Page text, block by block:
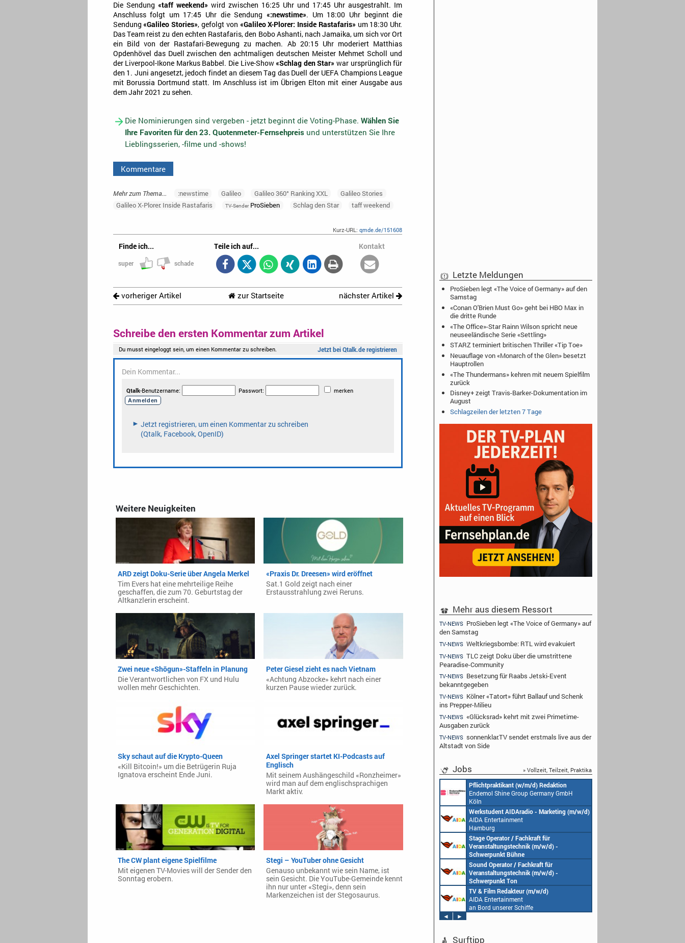
Die Sendung «taff weekend» wird zwischen 16:25 Uhr und 17:45 Uhr ausgestrahlt. Im
Anschluss folgt um 17:45 Uhr die Sendung«:newstime». Um 18:00 Uhr beginnt die
Sendung«Galileo Stories», gefolgt von «Galileo X-Plorer: Inside Rastafaris» um 18:30 Uhr.
Das Team reist zu den echten Rastafaris, den Bobo Ashanti, nach Jamaika, um sich vor Ort
ein Bild von der Rastafari-Bewegung zu machen. Ab 20:15 Uhr moderiert Matthias
Opdenhövel das Duell zwischen den achtmaligen deutschen Meister Mehmet Scholl und
der Liverpool-Ikone Markus Babbel. Die Live-Show«Schlag den Star» war ursprünglich für
den 1. Juni angesetzt, jedoch findet an diesem Tag das Duell der UEFA Champions League
mit Borussia Dortmund statt. Im Anschluss ist im Übrigen Elton mit einer Ausgabe aus
dem Jahr 2021 zu sehen.
Die Nominierungen sind vergeben - jetzt beginnt die Voting-Phase. Wählen Sie
Ihre Favoriten für den 23. Quotenmeter-Fernsehpreisund unterstützen Sie Ihre
Lieblingsserien, -filme und -shows!
Kommentare
Mehr zum Thema... :newstime Galileo Galileo 360° Ranking XXL
Galileo Stories
Galileo X-Plorer: Inside Rastafaris
TV-SenderProSieben Schlag den Star taff weekend
Kurz-URL:qmde.de/151608
Finde ich...
super schade
Teile ich auf... Kontakt
vorheriger Artikel zur Startseite nächster Artikel
Schreibe den ersten Kommentar zum Artikel
Weitere Neuigkeiten
ARD zeigt Doku-Serie über Angela Merkel
Tim Evers hat eine mehrteilige Reihe
geschaffen, die zum 70. Geburtstag der
Altkanzlerin erscheint.
«Praxis Dr. Dreesen» wird eröffnet
Sat.1 Gold zeigt nach einer
Erstausstrahlung zwei Reruns.
Zwei neue «Shōgun»-Staffeln in Planung
Die Verantwortlichen von FX und Hulu
wollen mehr Geschichten.
Peter Giesel zieht es nach Vietnam
«Achtung Abzocke» kehrt nach einer
kurzen Pause wieder zurück.
Sky schaut auf die Krypto-Queen
«Kill Bitcoin!» um die Betrügerin Ruja
Ignatova erscheint Ende Juni.
Axel Springer startet KI-Podcasts auf
Englisch
Mit seinem Aushängeschild «Ronzheimer»
wird man auf dem englischsprachigen
Markt aktiv.
The CW plant eigene Spielfilme
Mit eigenen TV-Movies will der Sender den
Sonntag erobern.
Stegi – YouTuber ohne Gesicht
Genauso unbekannt wie sein Name, ist
sein Gesicht. Die YouTube-Gemeinde kennt
ihn nur unter «Stegi», denn sein
Markenzeichen ist der Stegosaurus.
Letzte Meldungen
ProSieben legt «The Voice of Germany» auf den
Samstag
«Conan O'Brien Must Go» geht bei HBO Max in
die dritte Runde
«The Office»-Star Rainn Wilson spricht neue
neuseeländische Serie «Settling»
STARZ terminiert britischen Thriller «Tip Toe»
Neuauflage von «Monarch of the Glen» besetzt
Hauptrollen
«The Thundermans» kehren mit neuem Spielfilm
zurück
Disney+ zeigt Travis-Barker-Dokumentation im
August
Schlagzeilen der letzten 7 Tage
Mehr aus diesem Ressort
TV-NEWS ProSieben legt «The Voice of Germany» auf
den Samstag
TV-NEWS Weltkriegsbombe: RTL wird evakuiert
TV-NEWS TLC zeigt Doku über die umstrittene
Pearadise-Community
TV-NEWS Besetzung für Raabs Jetski-Event
bekanntgegeben
TV-NEWS Kölner «Tatort» führt Ballauf und Schenk
ins Prepper-Milieu
TV-NEWS «Glücksrad» kehrt mit zwei Primetime-
Ausgaben zurück
TV-NEWS sonnenklar.TV sendet erstmals live aus der
Altstadt von Side
Jobs » Vollzeit, Teilzeit, Praktika
Pflichtpraktikant (w/m/d) Redaktion
Endemol Shine Group Germany GmbH
Köln
Werkstudent AIDAradio - Marketing (m/w/d)
AIDA Entertainment
Hamburg
Stage Operator / Fachkraft für
Veranstaltungstechnik (m/w/d) -
Schwerpunkt Bühne
AIDA Entertainment
an Bord unserer Schiffe
Sound Operator / Fachkraft für
Veranstaltungstechnik (m/w/d) -
Schwerpunkt Ton
AIDA Entertainment
an Bord unserer Schiffe
TV & Film Redakteur (m/w/d)
AIDA Entertainment
an Bord unserer Schiffe
◄
►
Surftipp